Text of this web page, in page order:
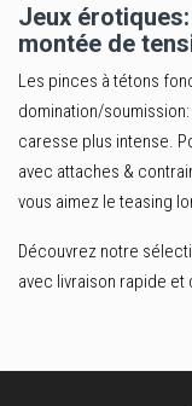
Jeux
montée de
Les pinces à tétons
domination/
caresse plus intense.
avec attaches &
vous aimez le teasing
Découvrez notre
avec livraison rapide et